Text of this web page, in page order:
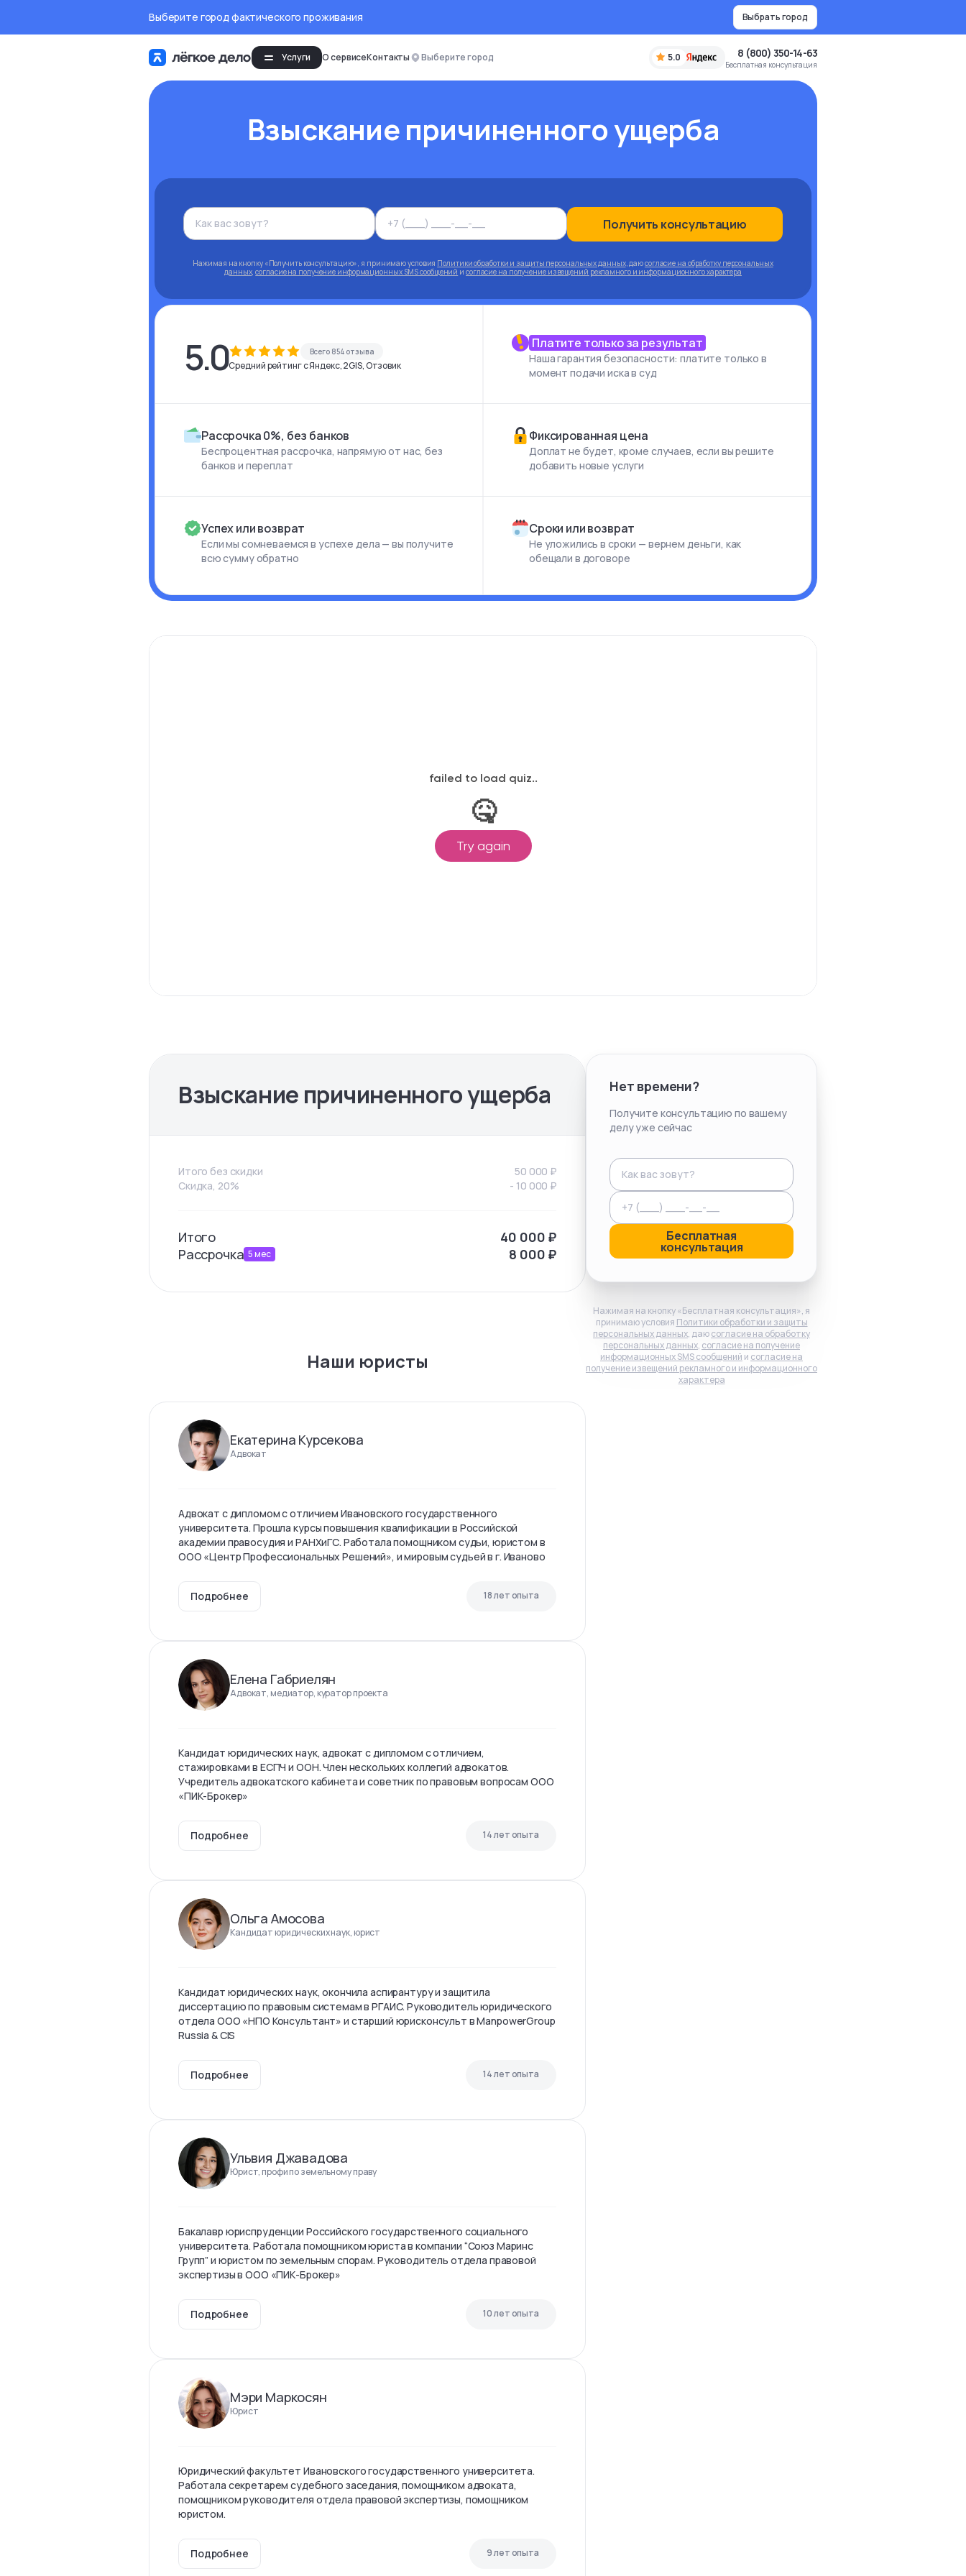
Выберите город фактического проживания Выбрать город
Услуги О сервисеКонтакты Выберите город 5.0 8 (800) 350-14-63
Бесплатная консультация
Взыскание причиненного ущерба
Получить консультацию
Нажимая на кнопку «Получить консультацию», я принимаю условия Политики обработки и защиты персональных данных, даюсогласие на обработку персональных
данных,согласие на получение информационных SMS сообщений и согласие на получение извещений рекламного и информационного характера
5.0 Всего 854 отзыва
Средний рейтинг с Яндекс, 2GIS, Отзовик
Платите только за результат
Наша гарантия безопасности: платите только в
момент подачи иска в суд
Рассрочка 0%, без банков
Беспроцентная рассрочка, напрямую от нас, без
банков и переплат
Фиксированная цена
Доплат не будет, кроме случаев, если вы решите
добавить новые услуги
Успех или возврат
Если мы сомневаемся в успехе дела — вы получите
всю сумму обратно
Сроки или возврат
Не уложились в сроки — вернем деньги, как
обещали в договоре
Взыскание причиненного ущерба
Итого без скидки 50 000 ₽
Скидка, 20%
- 10 000 ₽
Итого 40 000 ₽
Рассрочка 5мес 8 000 ₽
Наши юристы
Екатерина Курсекова
Адвокат
Адвокат с дипломом с отличием Ивановского государственного
университета. Прошла курсы повышения квалификации в Российской
академии правосудия и РАНХиГС. Работала помощником судьи, юристом в
ООО «Центр Профессиональных Решений», и мировым судьей в г. Иваново
Подробнее 18 лет опыта
Елена Габриелян
Адвокат, медиатор, куратор проекта
Кандидат юридических наук, адвокат с дипломом с отличием,
стажировками в ЕСПЧ и ООН. Член нескольких коллегий адвокатов.
Учредитель адвокатского кабинета и советник по правовым вопросам ООО
«ПИК-Брокер»
Подробнее 14 лет опыта
Ольга Амосова
Кандидат юридических наук, юрист
Кандидат юридических наук, окончила аспирантуру и защитила
диссертацию по правовым системам в РГАИС. Руководитель юридического
отдела ООО «НПО Консультант» и старший юрисконсульт в ManpowerGroup
Russia & CIS
Подробнее 14 лет опыта
Ульвия Джавадова
Юрист, профи по земельному праву
Бакалавр юриспруденции Российского государственного социального
университета. Работала помощником юриста в компании “Союз Маринс
Групп” и юристом по земельным спорам. Руководитель отдела правовой
экспертизы в ООО «ПИК-Брокер»
Подробнее 10 лет опыта
Мэри Маркосян
Юрист
Юридический факультет Ивановского государственного университета.
Работала секретарем судебного заседания, помощником адвоката,
помощником руководителя отдела правовой экспертизы, помощником
юристом.
Подробнее 9 лет опыта
Нет времени?
Получите консультацию по вашему
делу уже сейчас
Бесплатная
консультация
Нажимая на кнопку «Бесплатная консультация», я
принимаю условия Политики обработки и защиты
персональных данных, даюсогласие на обработку
персональных данных, согласие на получение
информационных SMS сообщений и согласие на
получение извещений рекламного и информационного
характера